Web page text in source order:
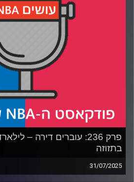
פרק 236: עוברים דירה –
בתזוזה
31/07/2025